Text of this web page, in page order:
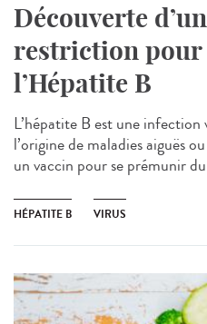
Découverte
restriction pour
l’Hépatite B
L’hépatite B est une
l’origine de maladies aiguës
un vaccin pour se prémunir
HÉPATITE B VIRUS